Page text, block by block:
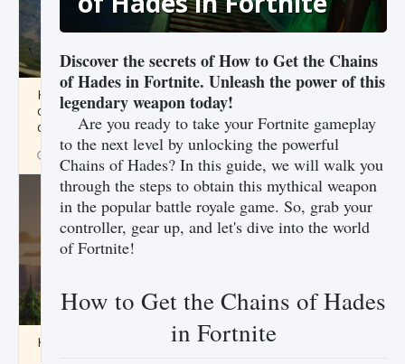
Как исправить ошибку Palworld «Идет
сохранение мира — Невозможно начать
сохранение данных мира»
9 августа 2024 2 511 0 0
Как заработать медали лиги Clash of Clans
Discover the secrets of How to Get the Chains
of Hades in Fortnite. Unleash the power of this
legendary weapon today!
Are you ready to take your Fortnite gameplay
to the next level by unlocking the powerful
Chains of Hades? In this guide, we will walk you
through the steps to obtain this mythical weapon
in the popular battle royale game. So, grab your
controller, gear up, and let's dive into the world
of Fortnite!
How to Get the Chains of Hades
in Fortnite